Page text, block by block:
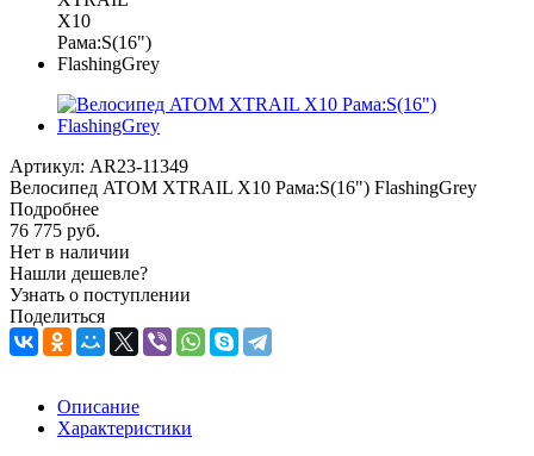
Артикул: AR23-11349
Велосипед ATOM XTRAIL X10 Рама:S(16") FlashingGrey
Подробнее
76 775 руб.
Нет в наличии
Нашли дешевле?
Узнать о поступлении
Поделиться
Описание
Характеристики